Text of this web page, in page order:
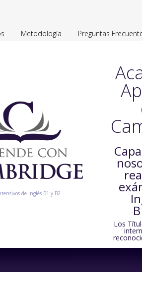
Metodología Preguntas
de Inglés B1 y B2
Los
content